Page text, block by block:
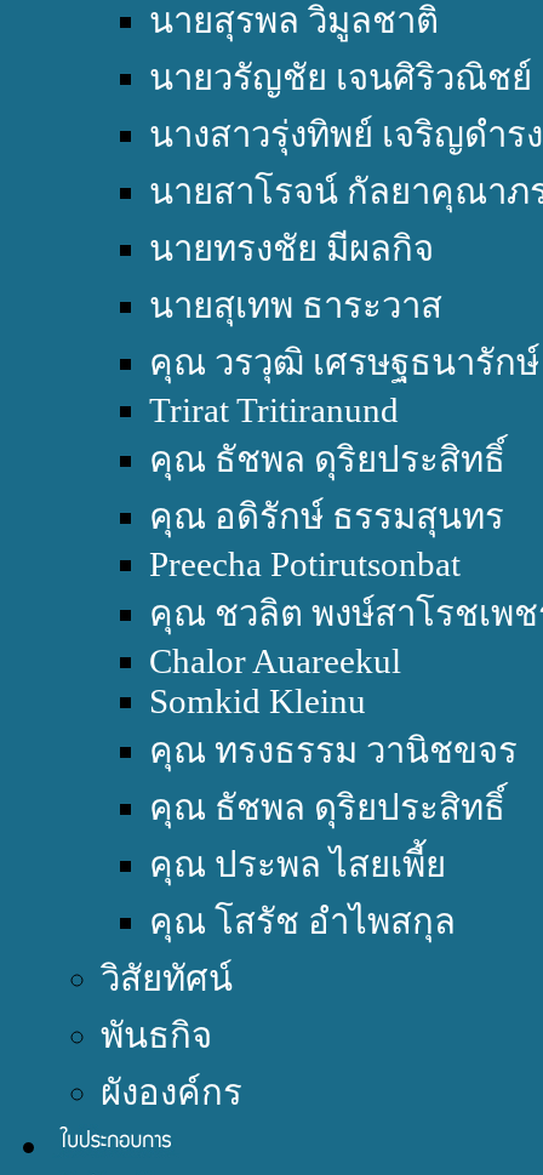
นายสุรพล วิมูลชาติ
นายวรัญชัย เจนศิริวณิชย์
นางสาวรุ่งทิพย์ เจริญดำร
นายสาโรจน์ กัลยาคุณา
นายทรงชัย มีผลกิจ
นายสุเทพ ธาระวาส
คุณ วรวุฒิ เศรษฐธนารักษ์
Trirat Tritiranund
คุณ ธัชพล ดุริยประสิทธิ์
คุณ อดิรักษ์ ธรรมสุนทร
Preecha Potirutsonbat
คุณ ชวลิต พงษ์สาโรชเพ
Chalor Auareekul
Somkid Kleinu
คุณ ทรงธรรม วานิชขจร
คุณ ธัชพล ดุริยประสิทธิ์
คุณ ประพล ไสยเพี้ย
คุณ โสรัช อำไพสกุล
วิสัยทัศน์
พันธกิจ
ผังองค์กร